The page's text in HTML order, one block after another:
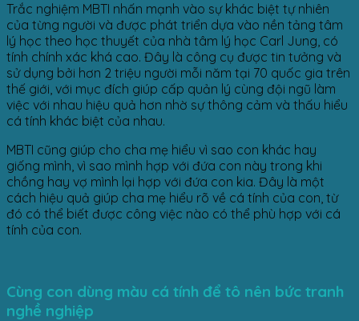
Trắc nghiệm MBTI nhấn mạnh vào sự khác biệt tự nhiên
của từng người và được phát triển dựa vào nền tảng tâm
lý học theo học thuyết của nhà tâm lý học Carl Jung, có
tính chính xác khá cao. Đây là công cụ được tin tưởng và
sử dụng bởi hơn 2 triệu người mỗi năm tại 70 quốc gia trên
thế giới, với mục đích giúp cấp quản lý cùng đội ngũ làm
việc với nhau hiệu quả hơn nhờ sự thông cảm và thấu hiểu
cá tính khác biệt của nhau.
MBTI cũng giúp cho cha mẹ hiểu vì sao con khác hay
giống mình, vì sao mình hợp với đứa con này trong khi
chồng hay vợ mình lại hợp với đứa con kia. Đây là một
cách hiệu quả giúp cha mẹ hiểu rõ về cá tính của con, từ
đó có thể biết được công việc nào có thể phù hợp với cá
tính của con.
Cùng con dùng màu cá tính để tô nên bức tranh
nghề nghiệp